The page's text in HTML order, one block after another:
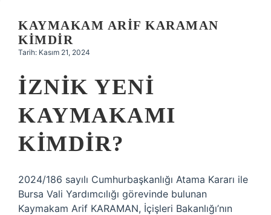
Hakkımızda
KAYMAKAM ARIF KARAMAN
KIMDIR
Tarih: Kasım 21, 2024
İZNIK YENI
KAYMAKAMI
KIMDIR?
2024/186 sayılı Cumhurbaşkanlığı Atama Kararı ile
Bursa Vali Yardımcılığı görevinde bulunan
Kaymakam Arif KARAMAN, İçişleri Bakanlığı’nın